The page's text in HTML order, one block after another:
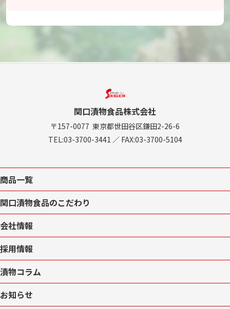
関口漬物食品株式会社
〒157-0077 東京都世田谷区鎌田2-26-6
TEL:03-3700-3441 ／ FAX:03-3700-5104
商品一覧
関口漬物食品のこだわり
会社情報
採用情報
漬物コラム
お知らせ